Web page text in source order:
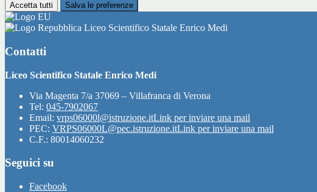
Accetta tutti Salva le preferenze
Liceo Scientifico Statale Enrico Medi
Contatti
Liceo Scientifico Statale Enrico Medi
Via Magenta 7/a 37069 – Villafranca di Verona
Tel: 045-7902067
Email: vrps06000l@istruzione.itLink per inviare una mail
PEC: VRPS06000L@pec.istruzione.itLink per inviare una mail
C.F.: 80014060232
Seguici su
Facebook